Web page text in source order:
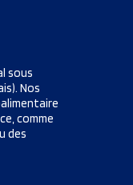
sous
Nos
comme
des